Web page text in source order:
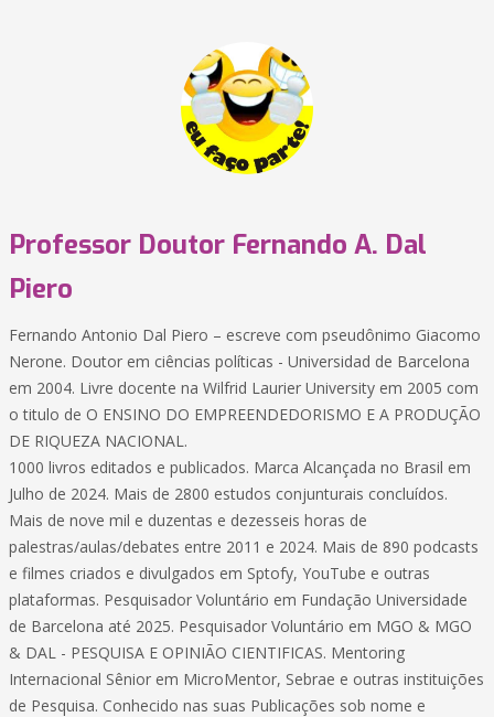
Professor Doutor Fernando A. Dal
Piero
Fernando Antonio Dal Piero – escreve com pseudônimo Giacomo
Nerone. Doutor em ciências políticas - Universidad de Barcelona
em 2004. Livre docente na Wilfrid Laurier University em 2005 com
o titulo de O ENSINO DO EMPREENDEDORISMO E A PRODUÇÃO
DE RIQUEZA NACIONAL.
1000 livros editados e publicados. Marca Alcançada no Brasil em
Julho de 2024. Mais de 2800 estudos conjunturais concluídos.
Mais de nove mil e duzentas e dezesseis horas de
palestras/aulas/debates entre 2011 e 2024. Mais de 890 podcasts
e filmes criados e divulgados em Sptofy, YouTube e outras
plataformas. Pesquisador Voluntário em Fundação Universidade
de Barcelona até 2025. Pesquisador Voluntário em MGO & MGO
& DAL - PESQUISA E OPINIÃO CIENTIFICAS. Mentoring
Internacional Sênior em MicroMentor, Sebrae e outras instituições
de Pesquisa. Conhecido nas suas Publicações sob nome e